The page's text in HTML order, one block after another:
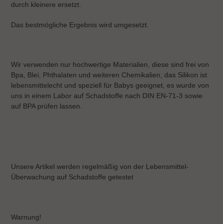
durch kleinere ersetzt.
Das bestmögliche Ergebnis wird umgesetzt.
Wir verwenden nur hochwertige Materialien, diese sind frei von
Bpa, Blei, Phthalaten und weiteren Chemikalien, das Silikon ist
lebensmittelecht und speziell für Babys geeignet, es wurde von
uns in einem Labor auf Schadstoffe nach DIN EN-71-3 sowie
auf BPA prüfen lassen.
Unsere Artikel werden regelmäßig von der Lebensmittel-
Überwachung auf Schadstoffe getestet
Warnung!